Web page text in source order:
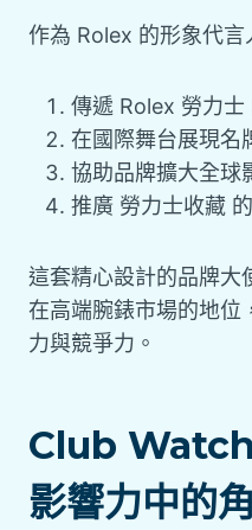
作為 Rolex 的形象代言
傳遞 Rolex 勞力士
在國際舞台展現名
協助品牌擴大全球
推廣 勞力士收藏
這套精心設計的品牌大
在高端腕錶市場的地位
力與競爭力。
Club
影響力中的